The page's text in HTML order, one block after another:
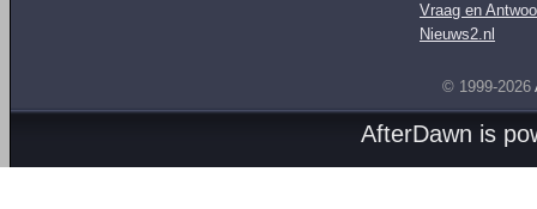
Vraag en
Nieuws2.nl
© 1999-2026
AfterDawn is